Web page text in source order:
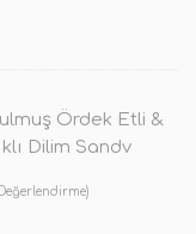
Ördek Etli &
Dilim Sandv